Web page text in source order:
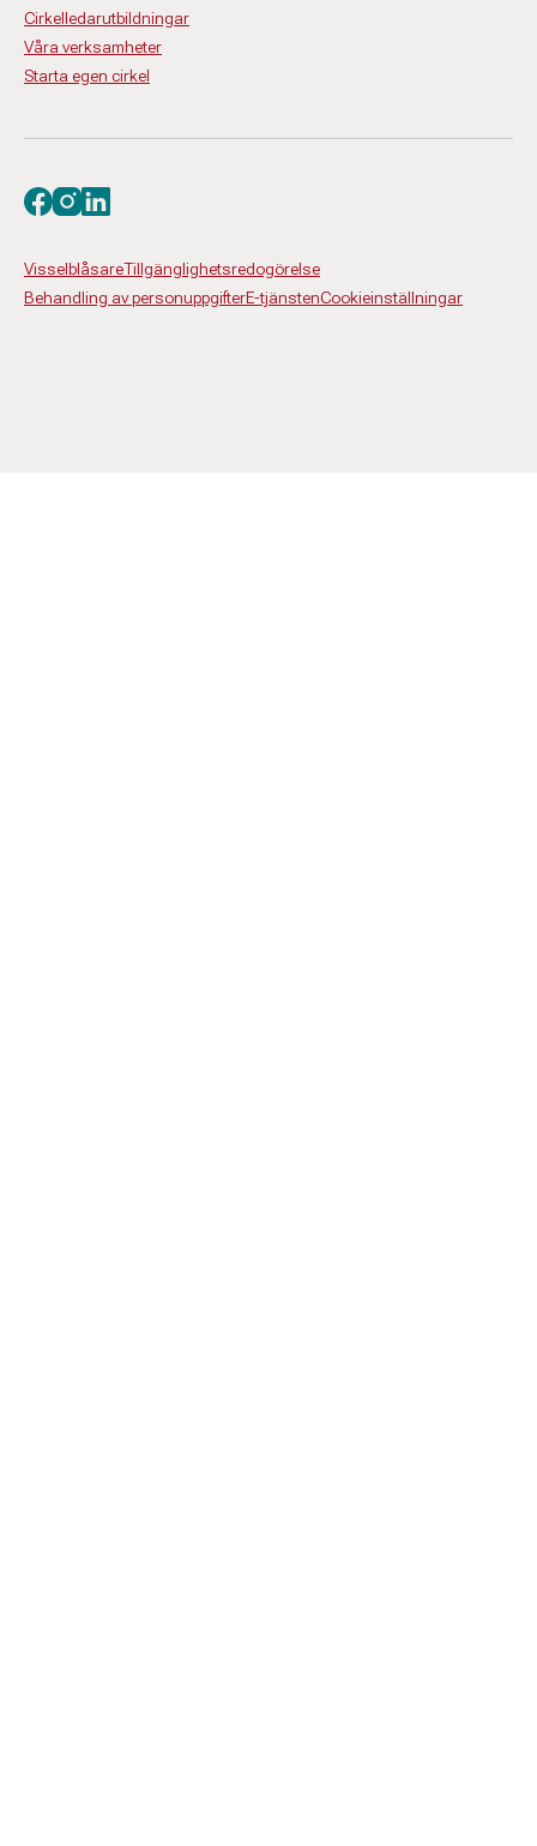
Cirkelledarutbildningar
Våra verksamheter
Starta egen cirkel
VisselblåsareTillgänglighetsredogörelse
Behandling av personuppgifterE-tjänstenCookieinställningar
Besök oss på facebook
Besök oss på instagram
Besök oss på linkedin